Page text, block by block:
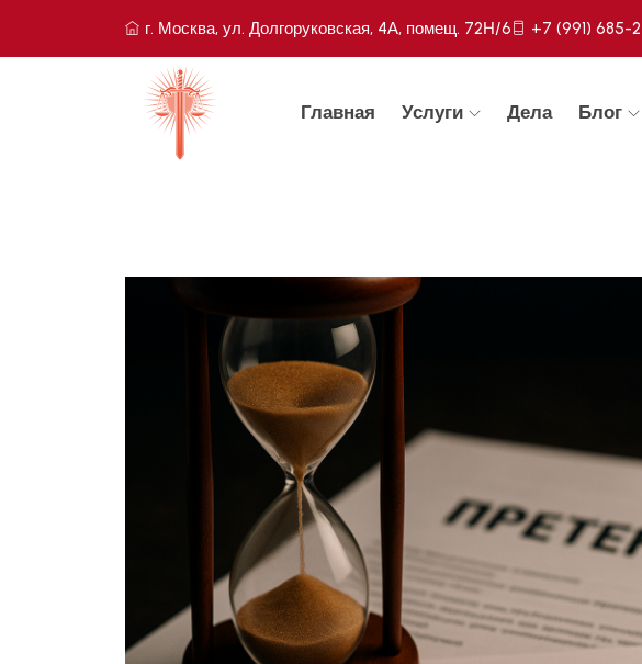
г. Москва, ул. Долгоруковская, 4А, помещ. 72Н/6 +7 (991) 685-
Главная Услуги Дела Блог